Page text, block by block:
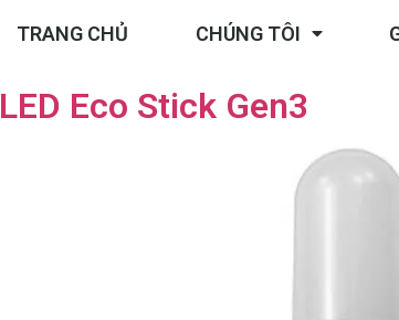
TRANG CHỦ CHÚNG TÔI
LED Eco Stick Gen3